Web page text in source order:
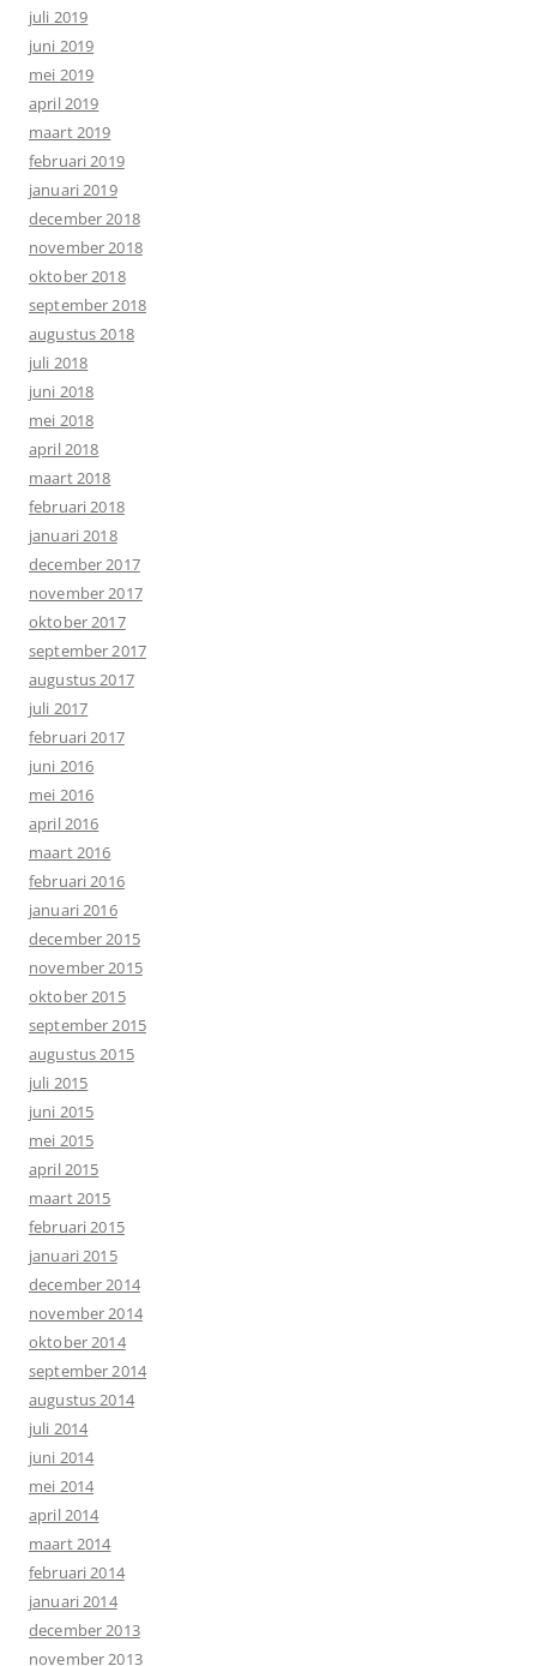
juli 2019
juni 2019
mei 2019
april 2019
maart 2019
februari 2019
januari 2019
december 2018
november 2018
oktober 2018
september 2018
augustus 2018
juli 2018
juni 2018
mei 2018
april 2018
maart 2018
februari 2018
januari 2018
december 2017
november 2017
oktober 2017
september 2017
augustus 2017
juli 2017
februari 2017
juni 2016
mei 2016
april 2016
maart 2016
februari 2016
januari 2016
december 2015
november 2015
oktober 2015
september 2015
augustus 2015
juli 2015
juni 2015
mei 2015
april 2015
maart 2015
februari 2015
januari 2015
december 2014
november 2014
oktober 2014
september 2014
augustus 2014
juli 2014
juni 2014
mei 2014
april 2014
maart 2014
februari 2014
januari 2014
december 2013
november 2013